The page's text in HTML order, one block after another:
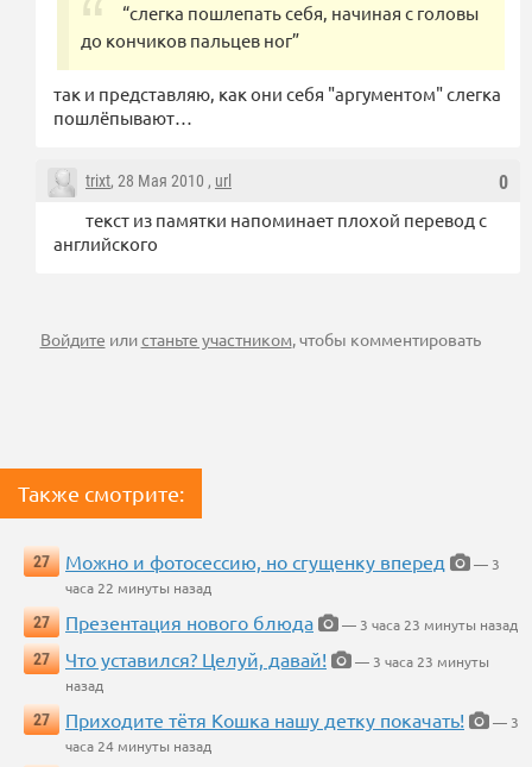
“слегка пошлепать себя, начиная с головы
до кончиков пальцев ног”
так и представляю, как они себя "аргументом" слегка
пошлёпывают…
0
trixt, 28 Мая 2010 , url
текст из памятки напоминает плохой перевод с
английского
Войдите илистаньте участником, чтобы комментировать
Также смотрите:
27 Можно и фотосессию, но сгущенку вперед
— 3
часа 22 минуты назад
27
Презентация нового блюда
— 3 часа 23 минуты назад
27
Что уставился? Целуй, давай!
— 3 часа 23 минуты
назад
27
Приходите тётя Кошка нашу детку покачать!
— 3
часа 24 минуты назад